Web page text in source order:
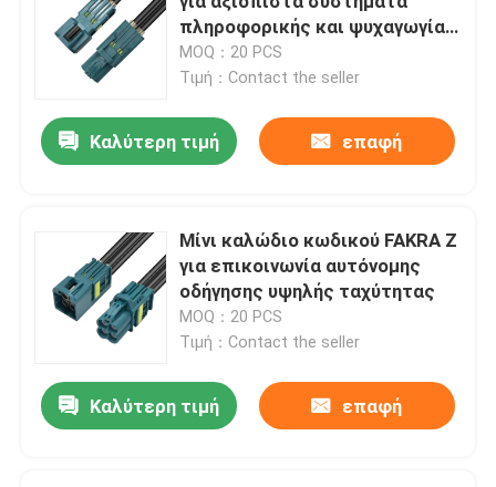
πληροφορικής και ψυχαγωγίας
στο όχημα
MOQ：20 PCS
Τιμή：Contact the seller
Καλύτερη τιμή επαφή
Μίνι καλώδιο κωδικού FAKRA Z
για επικοινωνία αυτόνομης
οδήγησης υψηλής ταχύτητας
MOQ：20 PCS
Τιμή：Contact the seller
Καλύτερη τιμή επαφή